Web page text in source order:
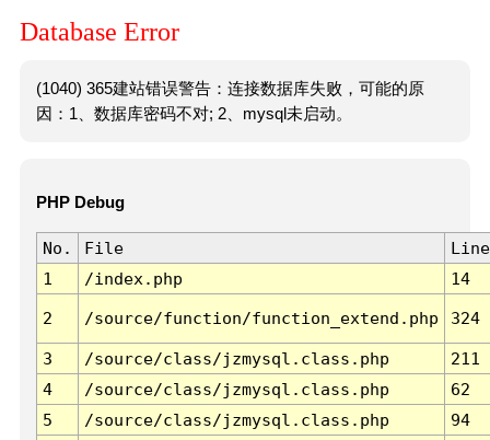
Database Error
(1040) 365建站错误警告：连接数据库失败，可能的原
因：1、数据库密码不对; 2、mysql未启动。
PHP Debug
No. File
Line
1
/index.php 14
2 /source/function/function_extend.php 324
3 /source/class/jzmysql.class.php
211
4
/source/class/jzmysql.class.php
62
5
/source/class/jzmysql.class.php
94